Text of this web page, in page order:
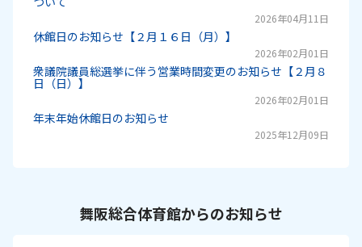
2026年04月11日
休館日のお知らせ【２月１６日（月）】
2026年02月01日
衆議院議員総選挙に伴う営業時間変更のお知らせ【２月８
日（日）】
2026年02月01日
年末年始休館日のお知らせ
2025年12月09日
舞阪総合体育館からのお知らせ